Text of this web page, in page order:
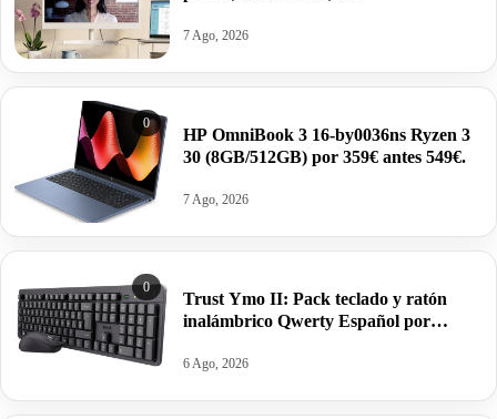
7 Ago, 2026
0
HP OmniBook 3 16-by0036ns Ryzen 3
30 (8GB/512GB) por 359€ antes 549€.
7 Ago, 2026
0
Trust Ymo II: Pack teclado y ratón
inalámbrico Qwerty Español por
6 Ago, 2026